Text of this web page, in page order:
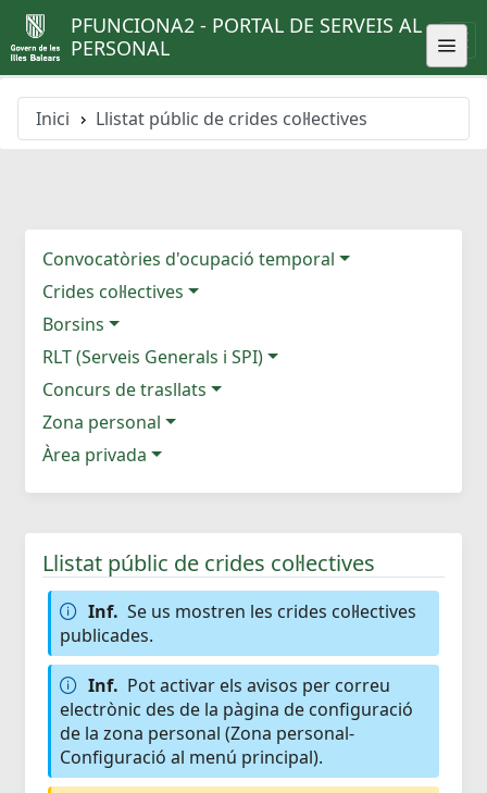
PFUNCIONA2 - PORTAL DE SERVEIS AL
PERSONAL
Inici Llistat públic de crides col·lectives
Convocatòries d'ocupació temporal
Crides col·lectives
Borsins
RLT (Serveis Generals i SPI)
Concurs de trasllats
Zona personal
Àrea privada
Llistat públic de crides col·lectives
Inf. Se us mostren les crides col·lectives
publicades.
Inf. Pot activar els avisos per correu
electrònic des de la pàgina de configuració
de la zona personal (Zona personal-
Configuració al menú principal).